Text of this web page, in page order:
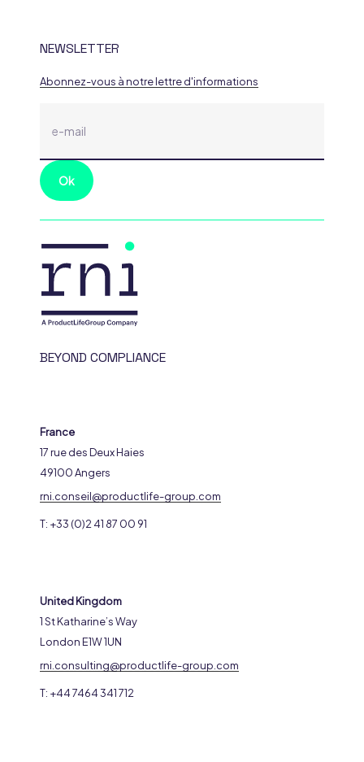
NEWSLETTER
Abonnez-vous à notre lettre d'informations
BEYOND COMPLIANCE
France
17 rue des Deux Haies
49100 Angers
rni.conseil@productlife-group.com
T: +33 (0)2 41 87 00 91
United Kingdom
1 St Katharine’s Way
London E1W 1UN
rni.consulting@productlife-group.com
T: +44 7464 341 712